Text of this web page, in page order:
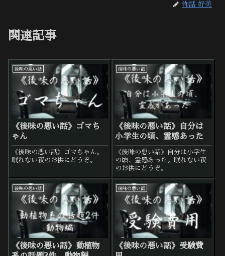
怖話 好美
関連記事
後味の悪い話
《後味の悪い話》ゴマち
ゃん
《後味の悪い話》ゴマちゃん。
眠れない夜のお供にどうぞ。
後味の悪い話
《後味の悪い話》自分は
小学生の頃、霊感あった
《後味の悪い話》自分は小学生
の頃、霊感あった。眠れない夜
のお供にどうぞ。
後味の悪い話
《後味の悪い話》動植物
後味の悪い話
《後味の悪い話》受験費